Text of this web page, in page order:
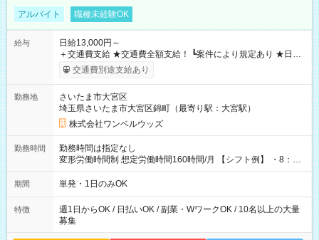
アルバイト 職種未経験OK
給与
日給13,000円～
＋交通費支給 ★交通費全額支給！ ┗案件により規定あり ★日払
いOK！（規定あり） ┗働いたその日に現金GET♪ お仕事後はコ
ンビニATMから 日払い分を引き落とせます！ 【試用期間】試
交通費別途支給あり
勤務地
さいたま市大宮区
埼玉県さいたま市大宮区錦町（最寄り駅：大宮駅）
株式会社ワンベルウッズ
勤務時間
勤務時間は指定なし
変形労働時間制 想定労働時間160時間/月 【シフト例】 ・8：00
～21：00
期間 単発・1日のみOK
特徴
週1日からOK / 日払いOK / 副業・WワークOK / 10名以上の大量
募集